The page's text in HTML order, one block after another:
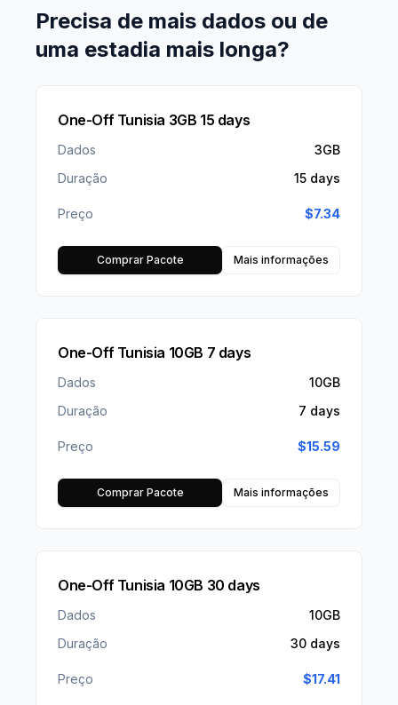
Precisa de mais dados ou de
uma estadia mais longa?
One-Off Tunisia 3GB 15 days
Dados
3GB
Duração
15 days
Preço $7.34
Comprar Pacote Mais informações
One-Off Tunisia 10GB 7 days
Dados
10GB
Duração
7 days
Preço $15.59
Comprar Pacote Mais informações
One-Off Tunisia 10GB 30 days
Dados
10GB
Duração
30 days
Preço $17.41